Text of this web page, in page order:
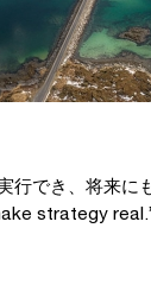
行でき、将来に
strategy